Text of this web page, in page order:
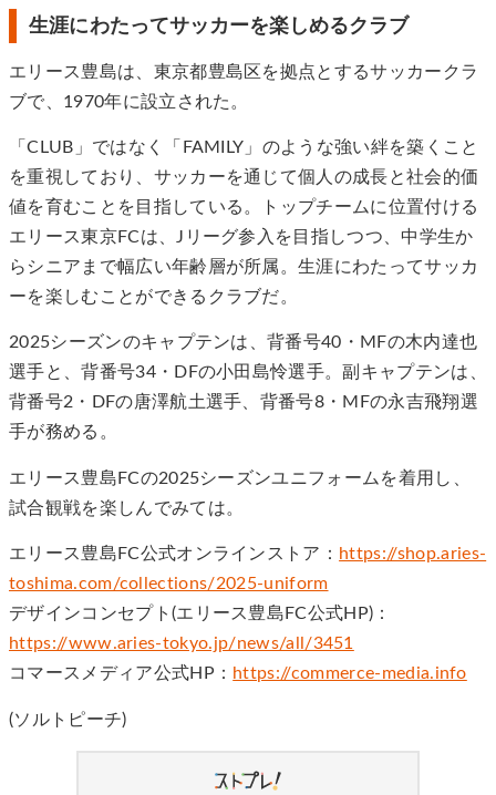
生涯にわたってサッカーを楽しめるクラブ
エリース豊島は、東京都豊島区を拠点とするサッカークラ
ブで、1970年に設立された。
「CLUB」ではなく「FAMILY」のような強い絆を築くこと
を重視しており、サッカーを通じて個人の成長と社会的価
値を育むことを目指している。トップチームに位置付ける
エリース東京FCは、Jリーグ参入を目指しつつ、中学生か
らシニアまで幅広い年齢層が所属。生涯にわたってサッカ
ーを楽しむことができるクラブだ。
2025シーズンのキャプテンは、背番号40・MFの木内達也
選手と、背番号34・DFの小田島怜選手。副キャプテンは、
背番号2・DFの唐澤航土選手、背番号8・MFの永吉飛翔選
手が務める。
エリース豊島FCの2025シーズンユニフォームを着用し、
試合観戦を楽しんでみては。
エリース豊島FC公式オンラインストア： https://shop.aries-
toshima.com/collections/2025-uniform
デザインコンセプト(エリース豊島FC公式HP)：
https://www.aries-tokyo.jp/news/all/3451
コマースメディア公式HP： https://commerce-media.info
(ソルトピーチ)